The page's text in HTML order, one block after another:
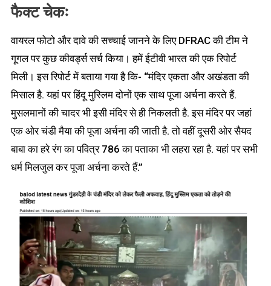
फैक्ट चेकः
वायरल फोटो और दावे की सच्चाई जानने के लिए DFRAC की टीम ने
गूगल पर कुछ कीवर्ड्स सर्च किया। हमें ईटीवी भारत की एक रिपोर्ट
मिली। इस रिपोर्ट में बताया गया है कि- “मंदिर एकता और अखंडता की
मिसाल है. यहां पर हिंदू मुस्लिम दोनों एक साथ पूजा अर्चना करते हैं.
मुसलमानों की चादर भी इसी मंदिर से ही निकलती है. इस मंदिर पर जहां
एक ओर चंडी मैया की पूजा अर्चना की जाती है. तो वहीं दूसरी ओर सैयद
बाबा का हरे रंग का पवित्र 786 का पताका भी लहरा रहा है. यहां पर सभी
धर्म मिलजुल कर पूजा अर्चना करते हैं.”